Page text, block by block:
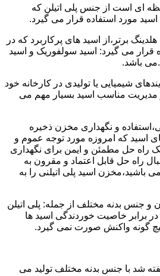
ای است از جنس پلی اتیلن که
مورد استفاده قرار می گیرد.
برتر،از اسید های پرکاربرد که در
قرار می گیرد: اسید سولفوریک و اسید
باشد.
شیمیایی یا تولیدی در کارخانه خود
و مدیریت مناسب اسید بسیار مهم می
و نگهداری مخزن ذخیره
که امروزه مورد توجه عموم و
راه حل مطمئن و ایمن برای نگهداری
راه حل قابل اعتماد و مقرون به
باشید،مخزن اسید پلی اتیلنی را به
جنس بدنه مختلف از جمله: پلی اتیلن
در برابر خاصیت خوردندگی اسید ها
گونه واکنش صورت نمی گیرد.
شد با جنس بدنه مختلف تولید می